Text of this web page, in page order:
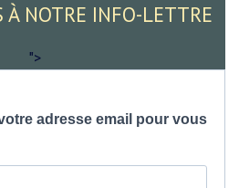
À NOTRE INFO-LETTRE
">
adresse email pour vous